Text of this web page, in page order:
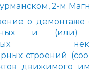
2-м
о демонтаже
и (или)
строений
движимого